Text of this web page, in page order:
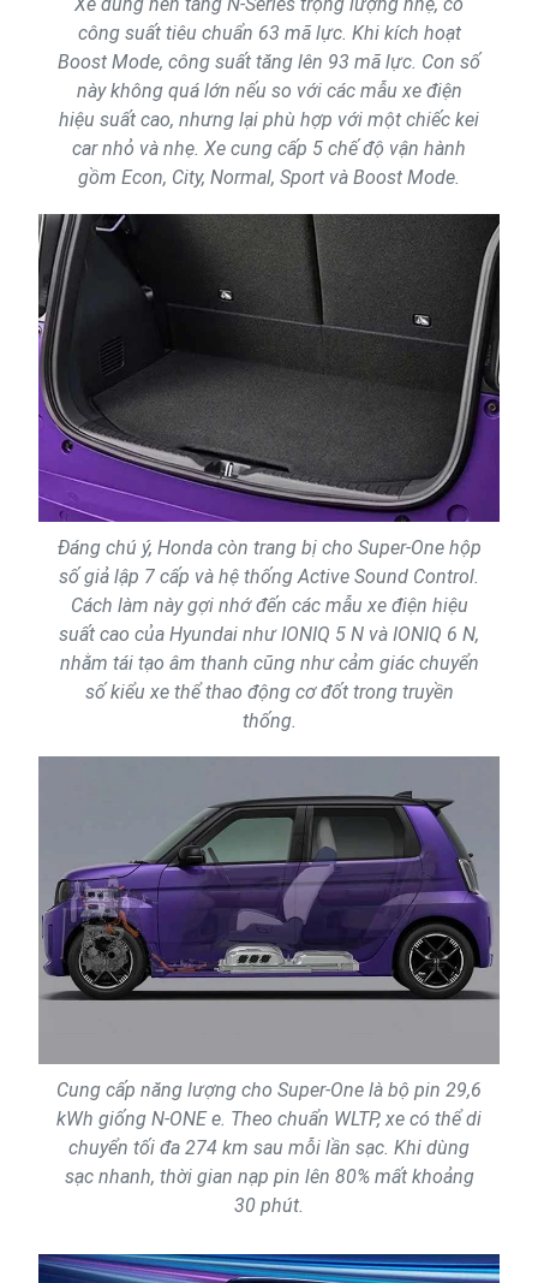
công suất tiêu chuẩn 63 mã lực. Khi kích hoạt
Boost Mode, công suất tăng lên 93 mã lực. Con số
này không quá lớn nếu so với các mẫu xe điện
hiệu suất cao, nhưng lại phù hợp với một chiếc kei
car nhỏ và nhẹ. Xe cung cấp 5 chế độ vận hành
gồm Econ, City, Normal, Sport và Boost Mode.
Đáng chú ý, Honda còn trang bị cho Super-One hộp
số giả lập 7 cấp và hệ thống Active Sound Control.
Cách làm này gợi nhớ đến các mẫu xe điện hiệu
suất cao của Hyundai như IONIQ 5 N và IONIQ 6 N,
nhằm tái tạo âm thanh cũng như cảm giác chuyển
số kiểu xe thể thao động cơ đốt trong truyền
thống.
Cung cấp năng lượng cho Super-One là bộ pin 29,6
kWh giống N-ONE e. Theo chuẩn WLTP, xe có thể di
chuyển tối đa 274 km sau mỗi lần sạc. Khi dùng
sạc nhanh, thời gian nạp pin lên 80% mất khoảng
30 phút.